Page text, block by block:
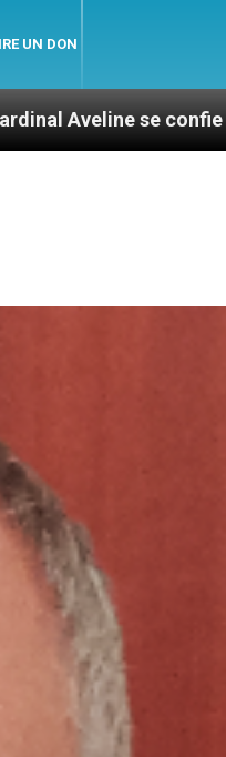
UN DON
: entre